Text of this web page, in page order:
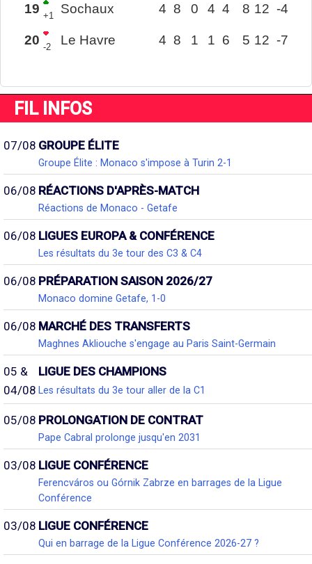
19 +1 Sochaux 4 8 0 4 4 8 12 -4
20 -2 Le Havre 4 8 1 1 6 5 12 -7
FIL INFOS
07/08 GROUPE ÉLITE
Groupe Élite : Monaco s'impose à Turin 2-1
06/08 RÉACTIONS D'APRÈS-MATCH
Réactions de Monaco - Getafe
06/08 LIGUES EUROPA & CONFÉRENCE
Les résultats du 3e tour des C3 & C4
06/08 PRÉPARATION SAISON 2026/27
Monaco domine Getafe, 1-0
06/08 MARCHÉ DES TRANSFERTS
Maghnes Akliouche s'engage au Paris Saint-Germain
05 &
04/08
LIGUE DES CHAMPIONS
Les résultats du 3e tour aller de la C1
05/08 PROLONGATION DE CONTRAT
Pape Cabral prolonge jusqu'en 2031
03/08 LIGUE CONFÉRENCE
Ferencváros ou Górnik Zabrze en barrages de la Ligue
Conférence
03/08 LIGUE CONFÉRENCE
Qui en barrage de la Ligue Conférence 2026-27 ?